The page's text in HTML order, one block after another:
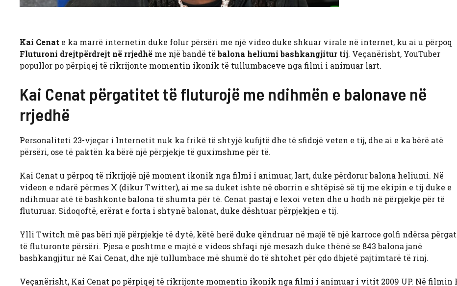
Kai Cenat e ka marrë internetin duke folur përsëri me një video duke shkuar virale në internet, ku ai u përpoq
Fluturoni drejtpërdrejt në rrjedhë me një bandë tëbalona heliumi bashkangjitur tij. Veçanërisht, YouTuber
popullor po përpiqej të rikrijonte momentin ikonik të tullumbaceve nga filmi i animuar lart.
Kai Cenat përgatitet të fluturojë me ndihmën e balonave në
rrjedhë
Personaliteti 23-vjeçar i Internetit nuk ka frikë të shtyjë kufijtë dhe të sfidojë veten e tij, dhe ai e ka bërë atë
përsëri, ose të paktën ka bërë një përpjekje të guximshme për të.
Kai Cenat u përpoq të rikrijojë një moment ikonik nga filmi i animuar, lart, duke përdorur balona heliumi. Në
videon e ndarë përmes X (dikur Twitter), ai me sa duket ishte në oborrin e shtëpisë së tij me ekipin e tij duke e
ndihmuar atë të bashkonte balona të shumta për të. Cenat pastaj e lexoi veten dhe u hodh në përpjekje për të
fluturuar. Sidoqoftë, erërat e forta i shtynë balonat, duke dështuar përpjekjen e tij.
Ylli Twitch më pas bëri një përpjekje të dytë, këtë herë duke qëndruar në majë të një karroce golfi ndërsa
të fluturonte përsëri. Pjesa e poshtme e majtë e videos shfaqi një mesazh duke thënë se 843 balona janë
bashkangjitur në Kai Cenat, dhe një tullumbace më shumë do të shtohet për çdo dhjetë pajtimtarë të rinj.
Veçanërisht, Kai Cenat po përpiqej të rikrijonte momentin ikonik nga filmi i animuar i vitit 2009 UP. Në filmin